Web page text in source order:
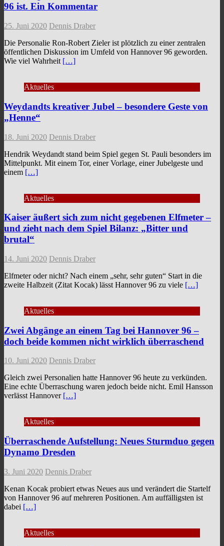
96 ist. Ein Kommentar
25. Juni 2020 Dennis Draber
Die Personalie Ron-Robert Zieler ist plötzlich zu einer zentralen
öffentlichen Diskussion im Umfeld von Hannover 96 geworden.
Wie viel Wahrheit […]
Aktuelles
Weydandts kreativer Jubel – besondere Geste von
„Henne“
18. Juni 2020 Dennis Draber
Hendrik Weydandt stand beim Spiel gegen St. Pauli besonders im
Mittelpunkt. Mit einem Tor, einer Vorlage, einer Jubelgeste und
einem […]
Aktuelles
Kaiser äußert sich zum nicht gegebenen Elfmeter –
und zieht nach dem Spiel Bilanz: „Bitter und
brutal“
14. Juni 2020 Dennis Draber
Elfmeter oder nicht? Nach einem „sehr, sehr guten“ Start in die
zweite Halbzeit (Zitat Kocak) lässt Hannover 96 zu viele […]
Aktuelles
Zwei Abgänge an einem Tag bei Hannover 96 –
doch beide kommen nicht wirklich überraschend
10. Juni 2020 Dennis Draber
Gleich zwei Personalien hatte Hannover 96 heute zu verkünden.
Eine echte Überraschung waren jedoch beide nicht. Emil Hansson
verlässt Hannover […]
Aktuelles
Überraschende Aufstellung: Neues Sturmduo gegen
Dynamo Dresden
3. Juni 2020 Dennis Draber
Kenan Kocak probiert etwas Neues aus und verändert die Startelf
von Hannover 96 auf mehreren Positionen. Am auffälligsten ist
dabei […]
Aktuelles